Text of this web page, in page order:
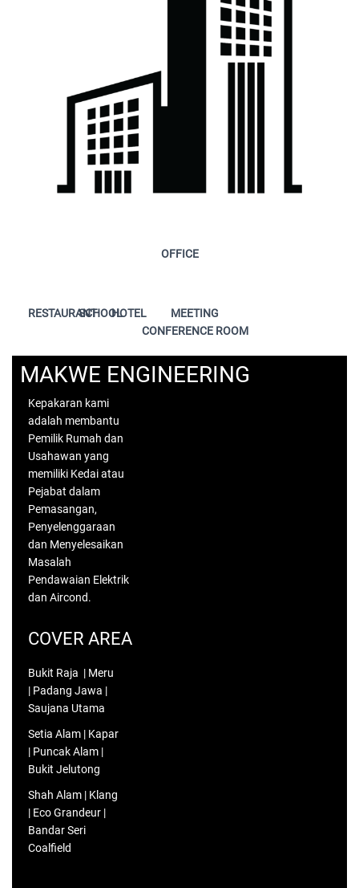
OFFICE
RESTAURANTSCHOOLHOTEL
MEETING
CONFERENCE ROOM
MAKWE ENGINEERING
Kepakaran kami
adalah membantu
Pemilik Rumah dan
Usahawan yang
memiliki Kedai atau
Pejabat dalam
Pemasangan,
Penyelenggaraan
dan Menyelesaikan
Masalah
Pendawaian Elektrik
dan Aircond.
COVER AREA
Bukit Raja | Meru
| Padang Jawa |
Saujana Utama
Setia Alam | Kapar
| Puncak Alam |
Bukit Jelutong
Shah Alam | Klang
| Eco Grandeur |
Bandar Seri
Coalfield